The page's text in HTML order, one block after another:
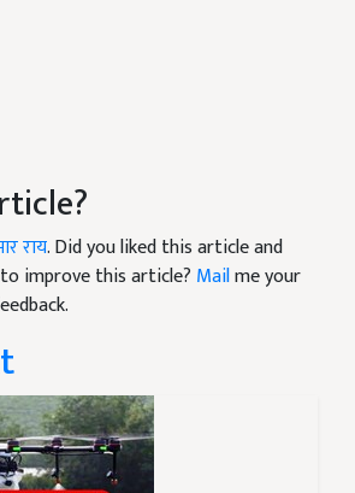
राय. Did you liked this article and
improve this article? Mailme your